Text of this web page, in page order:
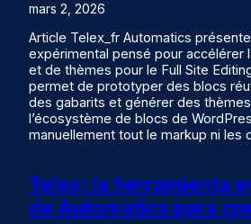
mars 2, 2026
Article Telex_fr Automatics
expérimental pensé pour accélérer
et de thèmes pour le Full Site
permet de prototyper des blocs
des gabarits et générer des
l’écosystème de blocs de
manuellement tout le markup ni les
Telex: la herramienta
de Automatics para